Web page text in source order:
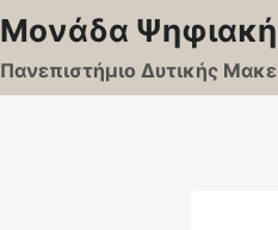
Μονάδα
Πανεπιστήμιο Δυτικής